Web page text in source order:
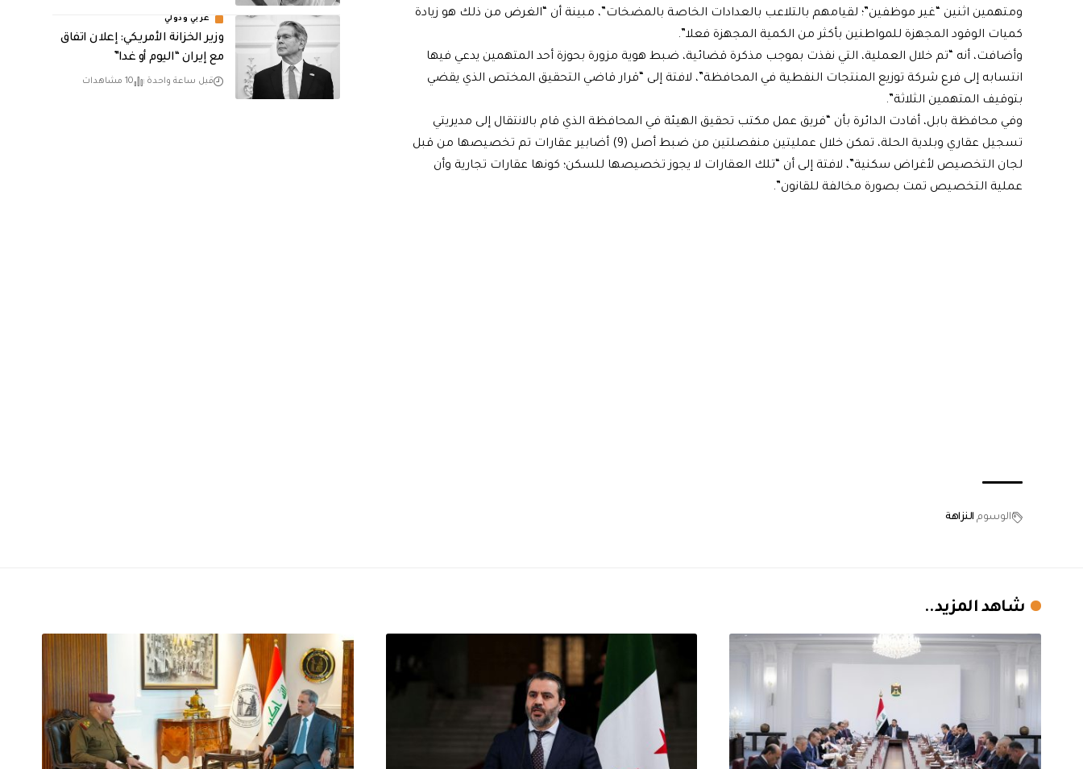
ومتهمين اثنين “غير موظفين”؛ لقيامهم بالتلاعب بالعدادات الخاصة بالمضخات”، مبينة أن “الغرض من ذلك هو زيادة
كميات الوقود المجهزة للمواطنين بأكثر من الكمية المجهزة فعلا”.
وأضافت، أنه “تم خلال العملية، التي نفذت بموجب مذكرة قضائية، ضبط هوية مزورة بحوزة أحد المتهمين يدعي فيها
انتسابه إلى فرع شركة توزيع المنتجات النفطية في المحافظة”، لافتة إلى “قرار قاضي التحقيق المختص الذي يقضي
بتوقيف المتهمين الثلاثة”.
وفي محافظة بابل، أفادت الدائرة بأن “فريق عمل مكتب تحقيق الهيئة في المحافظة الذي قام بالانتقال إلى مديريتي
تسجيل عقاري وبلدية الحلة، تمكن خلال عمليتين منفصلتين من ضبط أصل (9) أضابير عقارات تم تخصيصها من قبل
لجان التخصيص لأغراض سكنية”، لافتة إلى أن “تلك العقارات لا يجوز تخصيصها للسكن؛ كونها عقارات تجارية وأن
عملية التخصيص تمت بصورة مخالفة للقانون”.
الوسوم النزاهة
عربي ودولي
وزير الخزانة الأمريكي: إعلان اتفاق
مع إيران “اليوم أو غدا”
قبل ساعة واحدة 10 مشاهدات
شاهد المزيد..